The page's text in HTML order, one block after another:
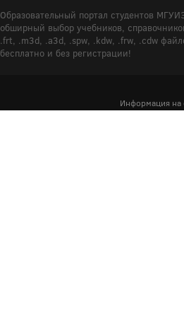
Образовательный портал студентов
обширный выбор учебников,
.frt, .m3d, .a3d, .spw, .kdw, .frw, .cdw
бесплатно и без регистрации!
Информация на